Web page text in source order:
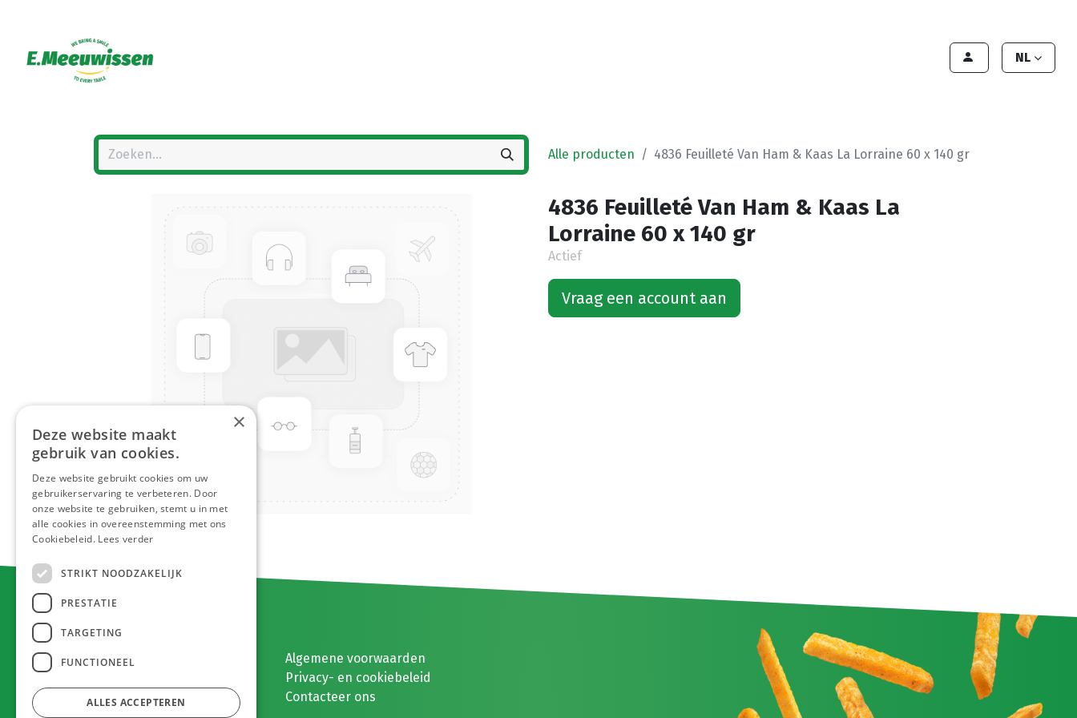
NL
Alle producten 4836 Feuilleté Van Ham & Kaas La Lorraine 60 x 140 gr
4836 Feuilleté Van Ham & Kaas La
Lorraine 60 x 140 gr
Actief
Vraag een account aan
E. MEEUWISSEN BV
Gaston Eyskenslaan 2
3900 Pelt, België
Algemene voorwaarden
Privacy- en cookiebeleid
Contacteer ons
×
Deze website maakt
gebruik van cookies.
Deze website gebruikt cookies om uw
gebruikerservaring te verbeteren. Door
onze website te gebruiken, stemt u in met
alle cookies in overeenstemming met ons
Cookiebeleid. Lees verder
STRIKT NOODZAKELIJK
PRESTATIE
TARGETING
FUNCTIONEEL
ALLES ACCEPTEREN